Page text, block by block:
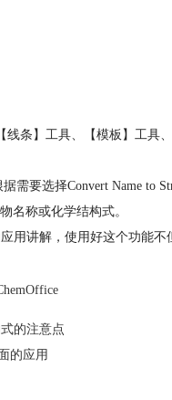
条】工具、【模板】工具
需要选择Convert Name to
名称或化学结构式。
用讲解，使用好这个功能
的注意点
的应用